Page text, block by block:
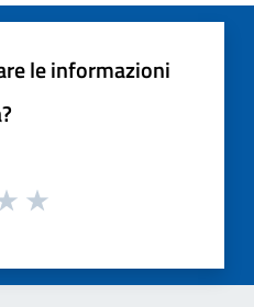
le informazioni